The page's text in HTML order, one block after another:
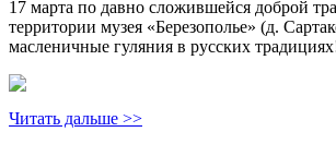
17 марта по давно сложившейся доброй
территории музея «Березополье» (д.
масленичные гуляния в русских
Читать дальше >>